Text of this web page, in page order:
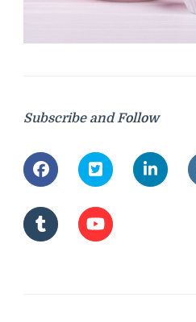
Subscribe and Follow